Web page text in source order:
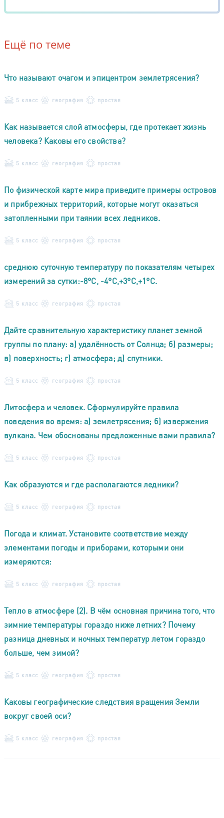
Ещё по теме
Что называют очагом и эпицентром землетрясения?
5 класс география простая
Как называется слой атмосферы, где протекает жизнь
человека? Каковы его свойства?
5 класс география простая
По физической карте мира приведите примеры островов
и прибрежных территорий, которые могут оказаться
затопленными при таянии всех ледников.
5 класс география простая
среднюю суточную температуру по показателям четырех
измерений за сутки:-8°С, -4°С,+3°С,+1°С.
5 класс география простая
Дайте сравнительную характеристику планет земной
группы по плану: а) удалённость от Солнца; б) размеры;
в) поверхность; г) атмосфера; д) спутники.
5 класс география простая
Литосфера и человек. Сформулируйте правила
поведения во время: а) землетрясения; б) извержения
вулкана. Чем обоснованы предложенные вами правила?
5 класс география простая
Как образуются и где располагаются ледники?
5 класс география простая
Погода и климат. Установите соответствие между
элементами погоды и приборами, которыми они
измеряются:
5 класс география простая
Тепло в атмосфере (2). В чём основная причина того, что
зимние температуры гораздо ниже летних? Почему
разница дневных и ночных температур летом гораздо
больше, чем зимой?
5 класс география простая
Каковы географические следствия вращения Земли
вокруг своей оси?
5 класс география простая